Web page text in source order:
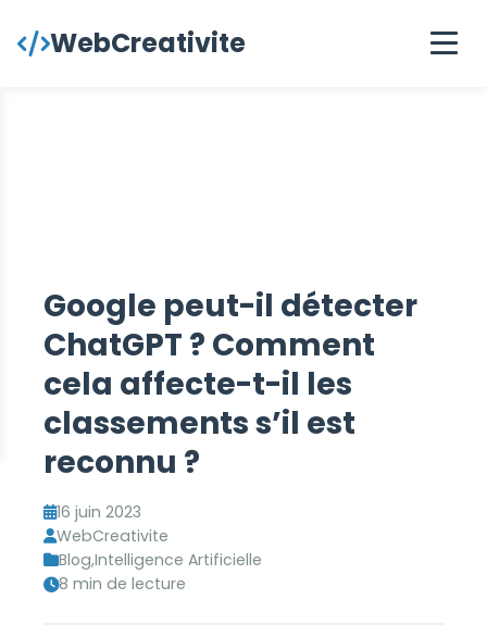
principalWebCreativite
Google peut-il détecter
ChatGPT ? Comment
cela affecte-t-il les
classements s’il est
reconnu ?
16 juin 2023
WebCreativite
Blog,Intelligence Artificielle
8 min de lecture